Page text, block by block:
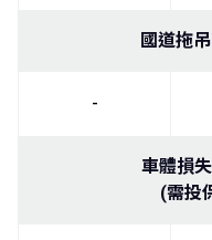
國道拖
-
車體損
(需投